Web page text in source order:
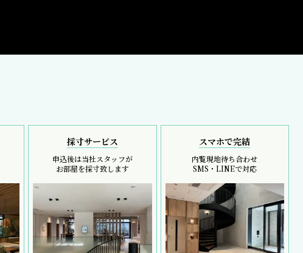
採寸サービス
申込後は当社スタッフが
お部屋を採寸致します
スマホで完結
内覧現地待ち合わせ
SMS・LINEで対応